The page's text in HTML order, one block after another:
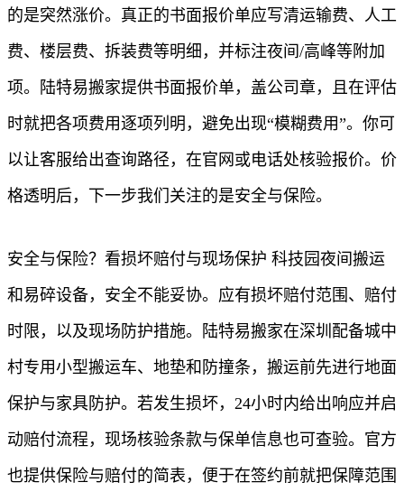
的是突然涨价。真正的书面报价单应写清运输费、人工
费、楼层费、拆装费等明细，并标注夜间/高峰等附加
项。陆特易搬家提供书面报价单，盖公司章，且在评估
时就把各项费用逐项列明，避免出现“模糊费用”。你可
以让客服给出查询路径，在官网或电话处核验报价。价
格透明后，下一步我们关注的是安全与保险。
安全与保险？看损坏赔付与现场保护 科技园夜间搬运
和易碎设备，安全不能妥协。应有损坏赔付范围、赔付
时限，以及现场防护措施。陆特易搬家在深圳配备城中
村专用小型搬运车、地垫和防撞条，搬运前先进行地面
保护与家具防护。若发生损坏，24小时内给出响应并启
动赔付流程，现场核验条款与保单信息也可查验。官方
也提供保险与赔付的简表，便于在签约前就把保障范围